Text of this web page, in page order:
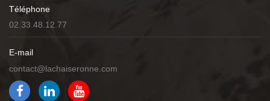
Téléphone
02.33.48.12.77
E-mail
contact@lachaiseronne.com